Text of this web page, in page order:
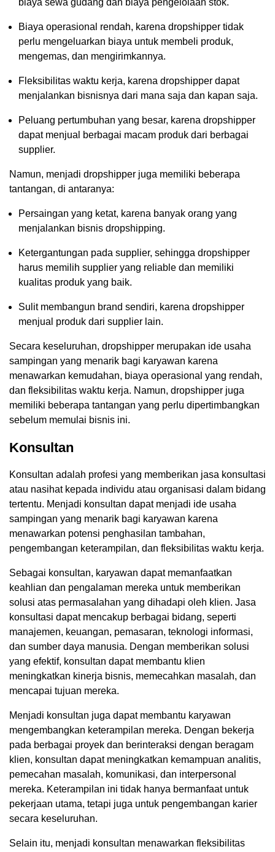
biaya sewa gudang dan biaya pengelolaan stok.
Biaya operasional rendah, karena dropshipper tidak
perlu mengeluarkan biaya untuk membeli produk,
mengemas, dan mengirimkannya.
Fleksibilitas waktu kerja, karena dropshipper dapat
menjalankan bisnisnya dari mana saja dan kapan saja.
Peluang pertumbuhan yang besar, karena dropshipper
dapat menjual berbagai macam produk dari berbagai
supplier.
Namun, menjadi dropshipper juga memiliki beberapa
tantangan, di antaranya:
Persaingan yang ketat, karena banyak orang yang
menjalankan bisnis dropshipping.
Ketergantungan pada supplier, sehingga dropshipper
harus memilih supplier yang reliable dan memiliki
kualitas produk yang baik.
Sulit membangun brand sendiri, karena dropshipper
menjual produk dari supplier lain.
Secara keseluruhan, dropshipper merupakan ide usaha
sampingan yang menarik bagi karyawan karena
menawarkan kemudahan, biaya operasional yang rendah,
dan fleksibilitas waktu kerja. Namun, dropshipper juga
memiliki beberapa tantangan yang perlu dipertimbangkan
sebelum memulai bisnis ini.
Konsultan
Konsultan adalah profesi yang memberikan jasa konsultasi
atau nasihat kepada individu atau organisasi dalam bidang
tertentu. Menjadi konsultan dapat menjadi ide usaha
sampingan yang menarik bagi karyawan karena
menawarkan potensi penghasilan tambahan,
pengembangan keterampilan, dan fleksibilitas waktu kerja.
Sebagai konsultan, karyawan dapat memanfaatkan
keahlian dan pengalaman mereka untuk memberikan
solusi atas permasalahan yang dihadapi oleh klien. Jasa
konsultasi dapat mencakup berbagai bidang, seperti
manajemen, keuangan, pemasaran, teknologi informasi,
dan sumber daya manusia. Dengan memberikan solusi
yang efektif, konsultan dapat membantu klien
meningkatkan kinerja bisnis, memecahkan masalah, dan
mencapai tujuan mereka.
Menjadi konsultan juga dapat membantu karyawan
mengembangkan keterampilan mereka. Dengan bekerja
pada berbagai proyek dan berinteraksi dengan beragam
klien, konsultan dapat meningkatkan kemampuan analitis,
pemecahan masalah, komunikasi, dan interpersonal
mereka. Keterampilan ini tidak hanya bermanfaat untuk
pekerjaan utama, tetapi juga untuk pengembangan karier
secara keseluruhan.
Selain itu, menjadi konsultan menawarkan fleksibilitas